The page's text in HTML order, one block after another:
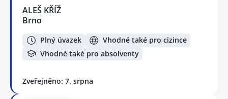
ALEŠ KŘÍŽ
Brno
Plný úvazek
Vhodné také pro cizince
Vhodné také pro absolventy
Zveřejněno: 7. srpna